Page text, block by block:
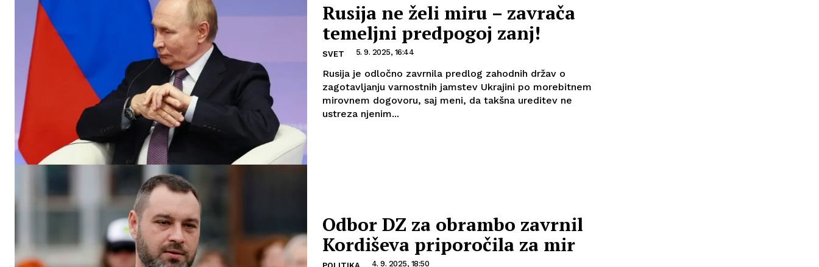
Rusija ne želi miru – zavrača
temeljni predpogoj zanj!
SVET 5. 9. 2025, 16:44
Rusija je odločno zavrnila predlog zahodnih držav o
zagotavljanju varnostnih jamstev Ukrajini po morebitnem
mirovnem dogovoru, saj meni, da takšna ureditev ne
ustreza njenim...
Odbor DZ za obrambo zavrnil
Kordiševa priporočila za mir
4. 9. 2025, 18:50